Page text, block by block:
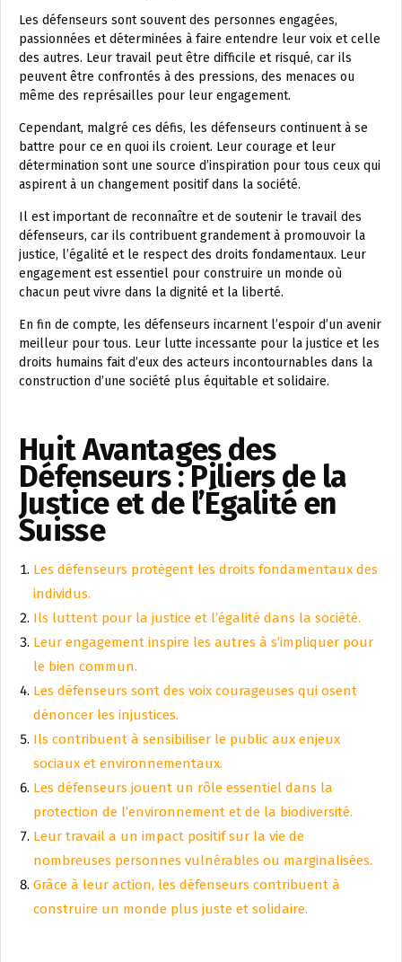
Les défenseurs sont souvent des personnes engagées,
passionnées et déterminées à faire entendre leur voix et celle
des autres. Leur travail peut être difficile et risqué, car ils
peuvent être confrontés à des pressions, des menaces ou
même des représailles pour leur engagement.
Cependant, malgré ces défis, les défenseurs continuent à se
battre pour ce en quoi ils croient. Leur courage et leur
détermination sont une source d’inspiration pour tous ceux qui
aspirent à un changement positif dans la société.
Il est important de reconnaître et de soutenir le travail des
défenseurs, car ils contribuent grandement à promouvoir la
justice, l’égalité et le respect des droits fondamentaux. Leur
engagement est essentiel pour construire un monde où
chacun peut vivre dans la dignité et la liberté.
En fin de compte, les défenseurs incarnent l’espoir d’un avenir
meilleur pour tous. Leur lutte incessante pour la justice et les
droits humains fait d’eux des acteurs incontournables dans la
construction d’une société plus équitable et solidaire.
Huit Avantages des
Défenseurs : Piliers de la
Justice et de l’Égalité en
Suisse
Les défenseurs protègent les droits fondamentaux des
individus.
Ils luttent pour la justice et l’égalité dans la société.
Leur engagement inspire les autres à s’impliquer pour
le bien commun.
Les défenseurs sont des voix courageuses qui osent
dénoncer les injustices.
Ils contribuent à sensibiliser le public aux enjeux
sociaux et environnementaux.
Les défenseurs jouent un rôle essentiel dans la
protection de l’environnement et de la biodiversité.
Leur travail a un impact positif sur la vie de
nombreuses personnes vulnérables ou marginalisées.
Grâce à leur action, les défenseurs contribuent à
construire un monde plus juste et solidaire.